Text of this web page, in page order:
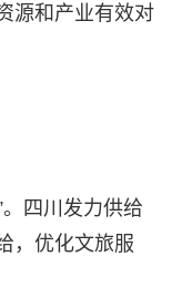
源和产业有效对
四川发力供给
，优化文旅服